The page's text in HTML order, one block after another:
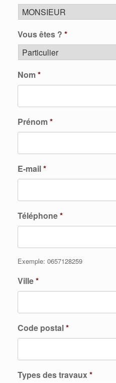
Vous êtes ? *
Nom*
Prénom*
E-mail*
Téléphone*
Exemple: 0657128259
Ville*
Code postal*
Types des travaux*